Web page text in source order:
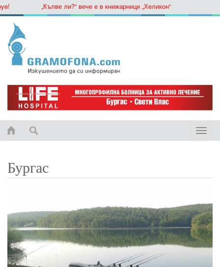
„Кълве ли?“ вече е в книжарници „Хеликон“
Toggle
Бургас